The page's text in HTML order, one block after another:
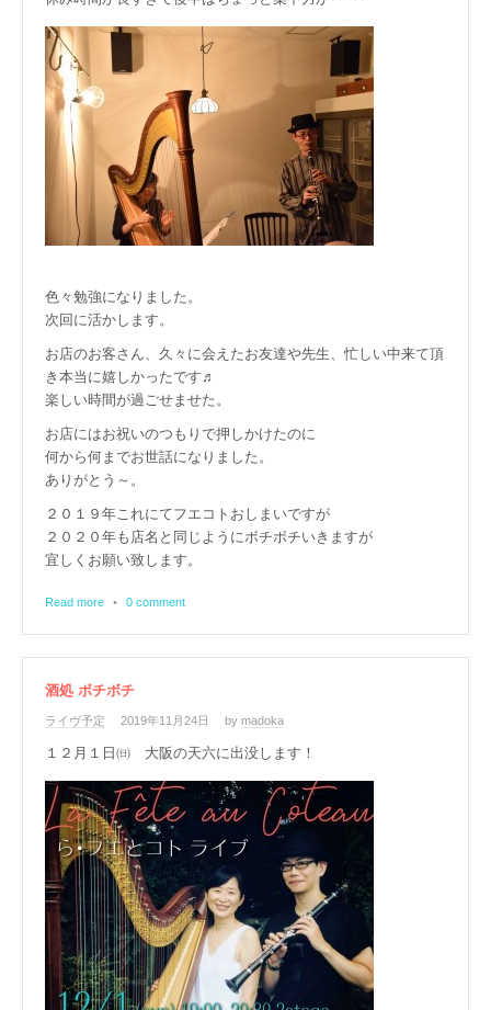
色々勉強になりました。
次回に活かします。
お店のお客さん、久々に会えたお友達や先生、忙しい中来て頂
き本当に嬉しかったです♬
楽しい時間が過ごせませた。
お店にはお祝いのつもりで押しかけたのに
何から何までお世話になりました。
ありがとう～。
２０１９年これにてフエコトおしまいですが
２０２０年も店名と同じようにボチボチいきますが
宜しくお願い致します。
Read more • 0 comment
酒処 ボチボチ
ライヴ予定 2019年11月24日 by madoka
１２月１日㈰ 大阪の天六に出没します！